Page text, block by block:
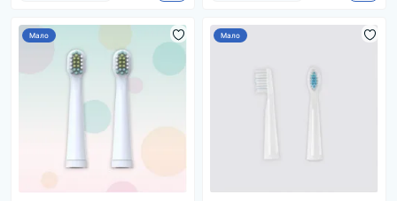
Мало Мало